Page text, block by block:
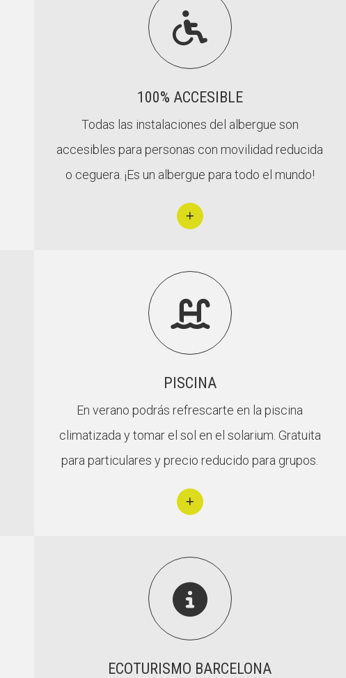

100% ACCESIBLE
Todas las instalaciones del albergue son
accesibles para personas con movilidad reducida
o ceguera. ¡Es un albergue para todo el mundo!

PISCINA
En verano podrás refrescarte en la piscina
climatizada y tomar el sol en el solarium. Gratuita
para particulares y precio reducido para grupos.

ECOTURISMO BARCELONA
Treballa amb nosaltres
Treballa amb nosaltres